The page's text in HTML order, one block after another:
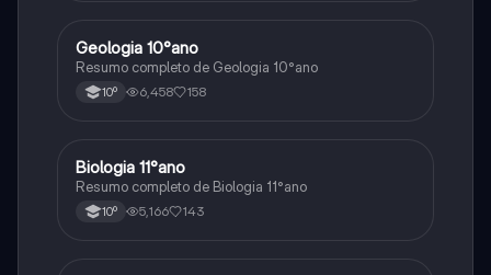
Biologia
Geologia 10°ano
Resumo completo de Geologia 10°ano
10º 6,458 158
Biologia
Biologia 11°ano
Resumo completo de Biologia 11°ano
10º 5,166 143